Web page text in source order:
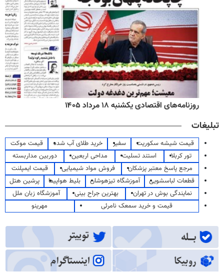
روزنامه‌های اقتصادی یکشنبه ۱۸ مرداد ۱۴۰۵
تبلیغات
قیمت شیشه سکوریت سفیر خرید طلای آب شده
قیمت موکت
تور کربلا
استند تسلیت مداحی اربعین
دوربین مداربسته
مرجع پاسخ معتبر پزشکان
فروش مواد شیمیایی
قیمت ایمپلنت
قطعات لباسشویی
آموزشگاه تیزهوشان بلیط هواپیما
پرشین هتل
نمایندگی بوش در تهران
بهترین جراح بینی
آموزشگاه زبان ملل
قیمت و خرید سمعک نامرئی
مهرینو